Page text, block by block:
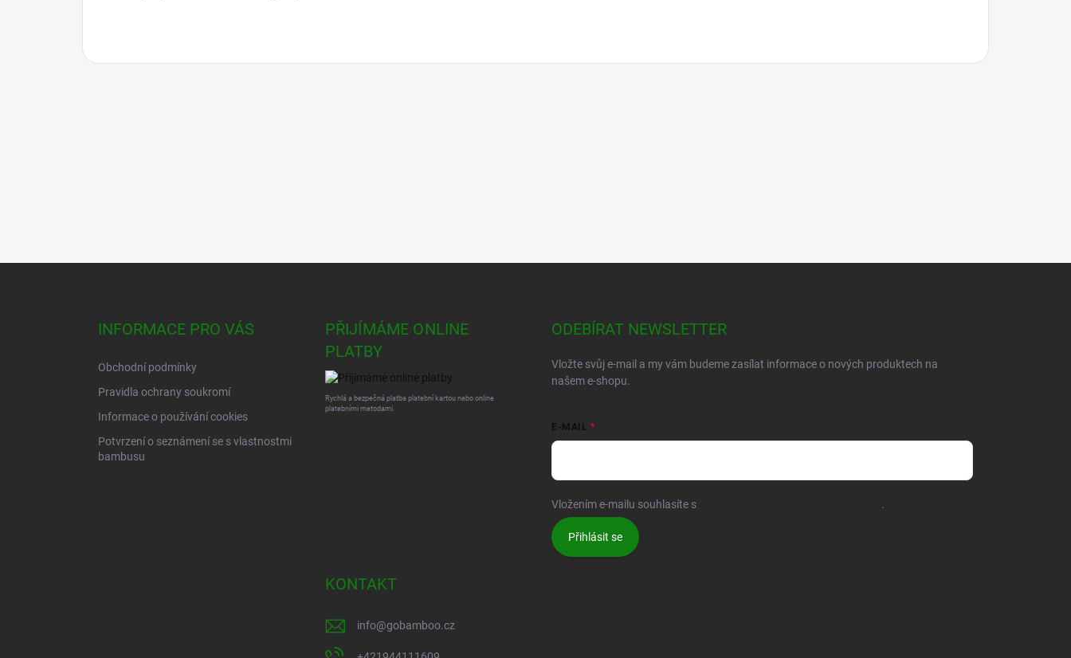
INFORMACE PRO VÁS
Obchodní podmínky
Pravidla ochrany soukromí
Informace o používání cookies
Potvrzení o seznámení se s vlastnostmi
bambusu
PŘIJÍMÁME ONLINE
PLATBY
Rychlá a bezpečná platba platební kartou nebo online
platebními metodami.
ODEBÍRAT NEWSLETTER
Vložte svůj e-mail a my vám budeme zasílat informace o nových produktech na
našem e-shopu.
E-MAIL
Vložením e-mailu souhlasíte s .
Přihlásit se
KONTAKT
info@gobamboo.cz